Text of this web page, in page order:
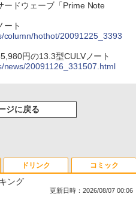
ードウェーブ「Prime Note
ート
column/hothot/20091225_3393
円の13.3型CULVノート
news/20091126_331507.html
ジに戻る
ング
更新日時：2026/08/07 00:06
ドリンク コミック